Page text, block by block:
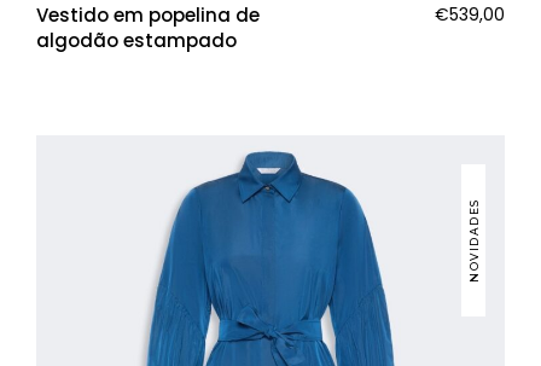
Vestido em popelina de
algodão estampado
€539,00
NOVIDADES